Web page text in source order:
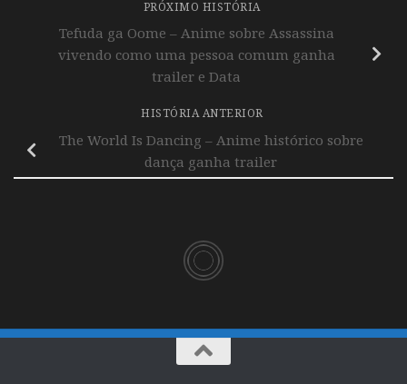
PRÓXIMO HISTÓRIA
Tefuda ga Oome – Anime sobre Assassina
vivendo como uma pessoa comum ganha
trailer e Data
HISTÓRIA ANTERIOR
The World Is Dancing – Anime histórico sobre
dança ganha trailer